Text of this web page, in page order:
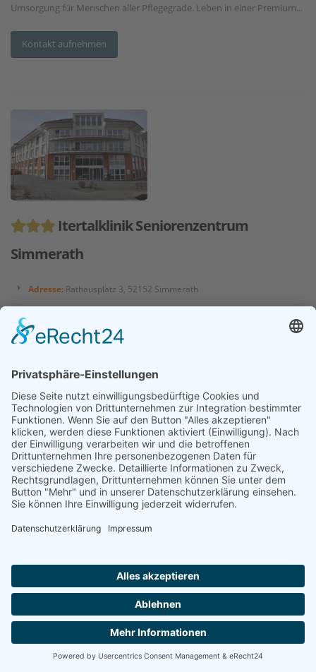
Umsorgung für Menschen aller Pflegegrade. Leben in einer Premium...
Kontakt aufnehmen
Itertalklinik Seniorenzentrum
Simmerath
Adresse: Rathausplatz 3, 52152 Simmerath
Ein Haus der Itertalklinik Seniorenzentrum GmbH & Co. KG
Allgemeines: Mitten im Herzen der Eifelgemeinde Simmerath liegt das
architektonisch ansprechend gestaltete Itertalklinik Seniorenzentrum,
direkt gegenüber dem Rathaus. Gediegen und wertig di...
Kontakt aufnehmen
Pro Seniore Residenz Eschweiler